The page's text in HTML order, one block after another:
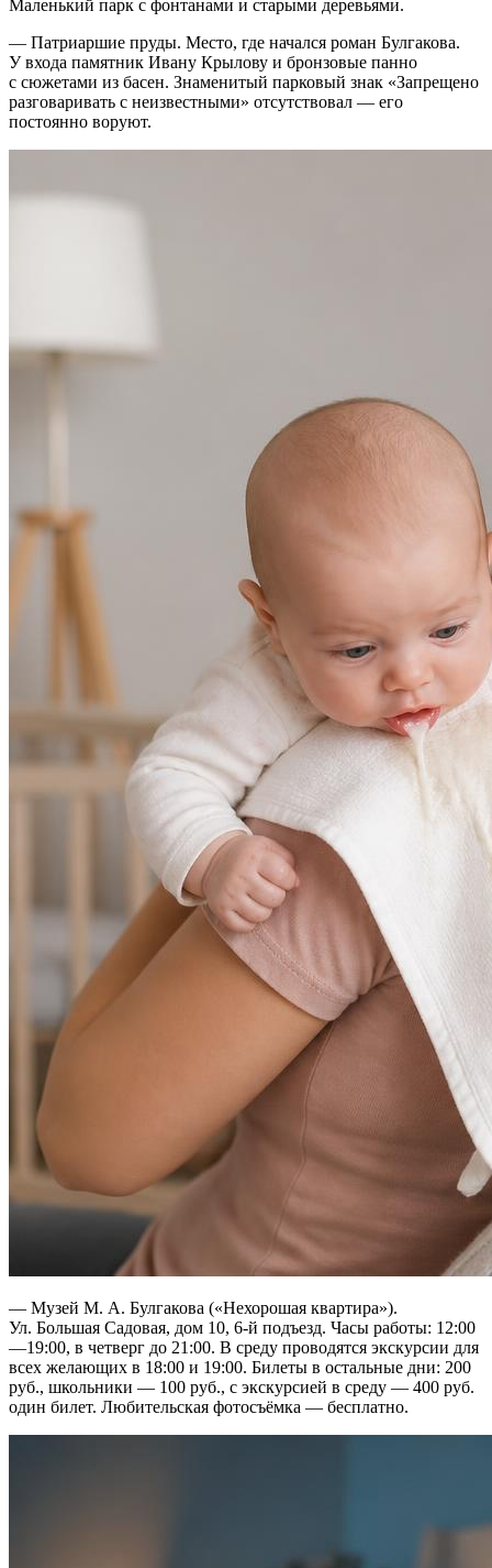
Маленький парк с фонтанами и старыми деревьями.
— Патриаршие пруды. Место, где начался роман Булгакова.
У входа памятник Ивану Крылову и бронзовые панно
с сюжетами из басен. Знаменитый парковый знак «Запрещено
разговаривать с неизвестными» отсутствовал — его
постоянно воруют.
— Музей М. А. Булгакова («Нехорошая квартира»).
Ул. Большая Садовая, дом 10, 6-й подъезд. Часы работы: 12:00
—19:00, в четверг до 21:00. В среду проводятся экскурсии для
всех желающих в 18:00 и 19:00. Билеты в остальные дни: 200
руб., школьники — 100 руб., с экскурсией в среду — 400 руб.
один билет. Любительская фотосъёмка — бесплатно.